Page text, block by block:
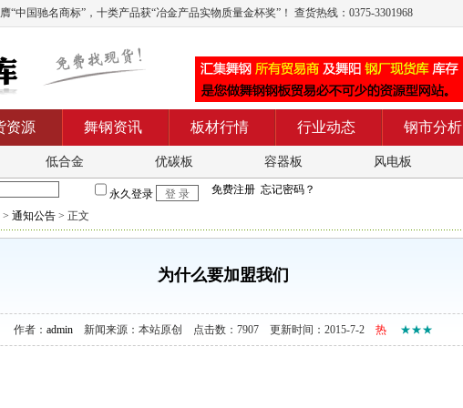
“中国驰名商标”，十类产品获“冶金产品实物质量金杯奖”！ 查货热线：0375-3301968
资源 舞钢资讯 板材行情 行业动态 钢市分析
低合金 优碳板 容器板 风电板
> 通知公告 > 正文
为什么要加盟我们
作者： admin 新闻来源：本站原创 点击数：7907 更新时间：2015-7-2 热 ★★★